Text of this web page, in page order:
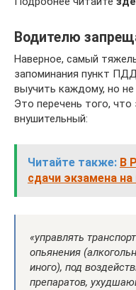
Водителю
Наверное, самый
запоминания пункт
выучить каждому, но
Это перечень того,
внушительный:
Читайте также: В
сдачи экзамена на
«управлять
опьянения
иного), под
препаратов,